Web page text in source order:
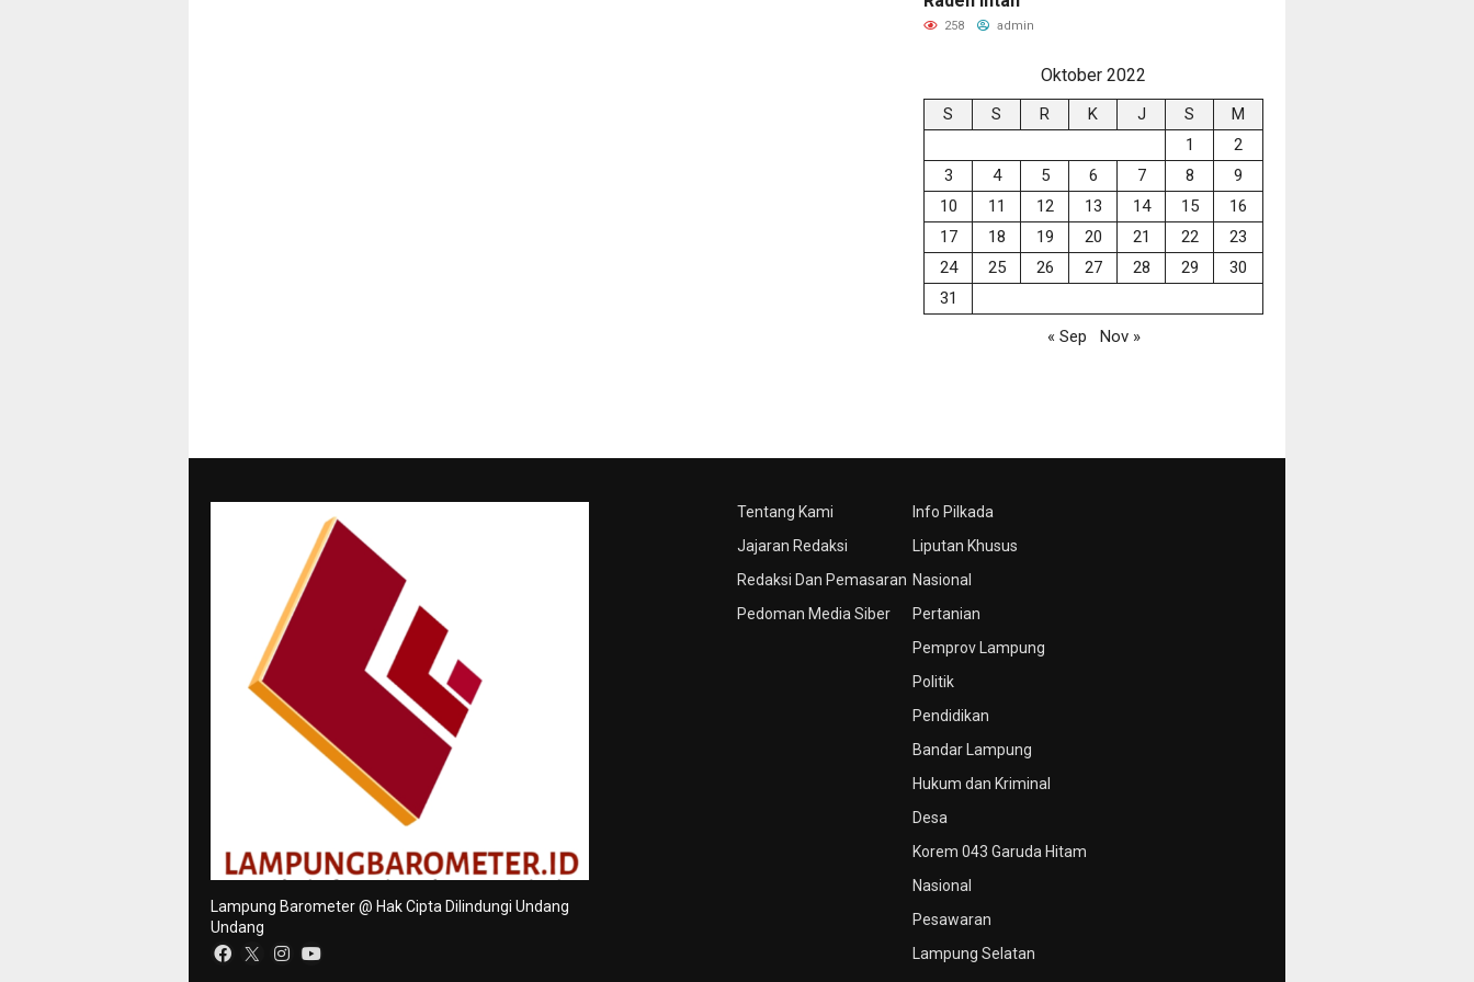
258 admin
Oktober 2022
S S R K J S
M
1
2
3
4 5 6 7 8
9
10
11 12 13 14 15
16
17
18 19 20 21 22
23
24
25 26 27 28 29
30
31
« Sep
Nov »
Tentang Kami
Jajaran Redaksi
Redaksi Dan Pemasaran
Pedoman Media Siber
Info Pilkada
Liputan Khusus
Nasional
Pertanian
Pemprov Lampung
Politik
Pendidikan
Bandar Lampung
Hukum dan Kriminal
Desa
Korem 043 Garuda Hitam
Nasional
Pesawaran
Lampung Selatan
Lampung Barometer @ Hak Cipta Dilindungi Undang
Undang